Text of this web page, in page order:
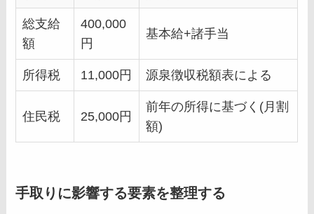
総支給
額
400,000
円
基本給+諸手当
所得税 11,000円 源泉徴収税額表による
住民税 25,000円
前年の所得に基づく(月割
額)
手取りに影響する要素を整理する